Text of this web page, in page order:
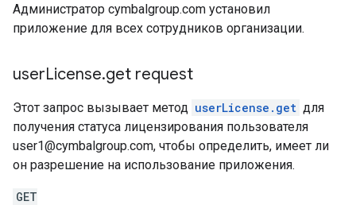
Администратор cymbalgroup.com установил
приложение для всех сотрудников организации.
userLicense.get request
Этот запрос вызывает метод userLicense.get для
получения статуса лицензирования пользователя
user1@cymbalgroup.com, чтобы определить, имеет ли
он разрешение на использование приложения.
GET